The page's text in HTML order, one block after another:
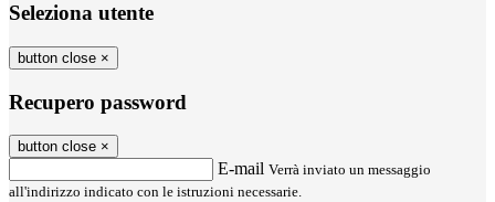
Seleziona utente
button close ×
Recupero password
button close ×
E-mail Verrà inviato un messaggio
all'indirizzo indicato con le istruzioni necessarie.